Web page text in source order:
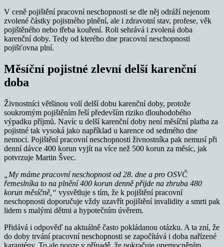
V ceně pojištění pracovní neschopnosti se dle něj odráží nejenom
zvolené částky pojistného plnění, ale i zdravotní stav, profese, věk
pojištěného nebo třeba kouření. Roli sehrává i zvolená doba
karenční doby. Tedy od kterého dne pracovní neschopnosti
pojišťovna plní.
Měsíční pojistné zlevní delší karenční
doba
Živnostníci většinou volí delší dobu karenční doby, protože
soukromým pojištěním řeší především riziko dlouhodobého
výpadku příjmů. Navíc u delší karenční doby není měsíční platba za
pojistné tak vysoká jako například u karence od sedmého dne
nemoci. Pojištění pracovní neschopnosti živnostníka pak nemusí při
denní dávce 400 korun vyjít na více než 500 korun za měsíc, jak
potvrzuje Martin Švec.
„My máme pracovní neschopnost od 28. dne a pro OSVČ
řemeslníka to na plnění 400 korun denně přijde na zhruba 480
korun měsíčně,“ vysvětluje s tím, že k pojištění pracovní
neschopnosti doporučuje vždy uzavřít pojištění invalidity a smrti pak
lidem s malými dětmi a hypotečním úvěrem.
Přidává i odpověď na aktuálně často pokládanou otázku. A ta zní, že
do doby trvání pracovní neschopnosti se započítává i doba nařízené